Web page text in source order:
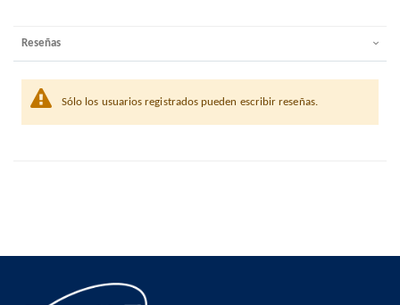
Reseñas
Sólo los usuarios registrados pueden escribir reseñas.